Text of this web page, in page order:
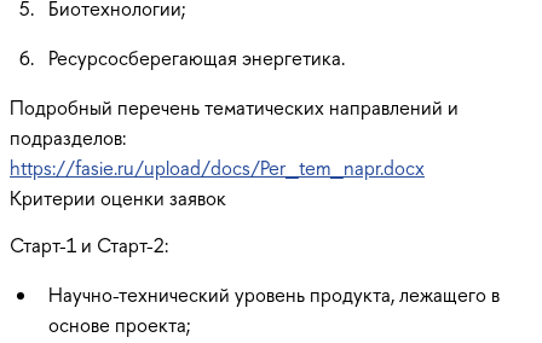
Биотехнологии;
Ресурсосберегающая энергетика.
Подробный перечень тематических направлений и
подразделов:
https://fasie.ru/upload/docs/Per_tem_napr.docx
Критерии оценки заявок
Старт-1 и Старт-2:
Научно-технический уровень продукта, лежащего в
основе проекта;